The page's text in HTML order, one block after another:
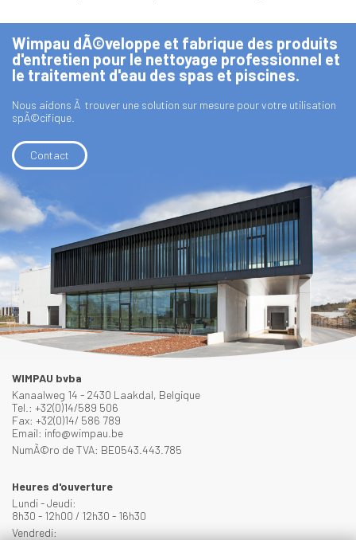
Wimpau dÃ©veloppe et fabrique des produits
d'entretien pour le nettoyage professionnel et
le traitement d'eau des spas et piscines.
Nous aidons Ã trouver une solution sur mesure pour votre utilisation
spÃ©cifique.
Contact
WIMPAU bvba
Kanaalweg 14 - 2430 Laakdal, Belgique
Tel.: +32(0)14/589 506
Fax: +32(0)14/ 586 789
Email: info@wimpau.be
NumÃ©ro de TVA: BE0543.443.785
Heures d'ouverture
Lundi - Jeudi:
8h30 - 12h00 / 12h30 - 16h30
Vendredi: